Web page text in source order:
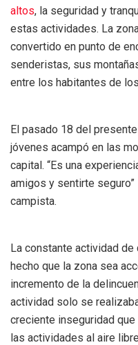
altos, la seguridad y
estas actividades. La
convertido en punto de
senderistas, sus
entre los habitantes de
El pasado 18 del
jóvenes acampó en las
capital. “Es una
amigos y sentirte
campista.
La constante actividad
hecho que la zona sea
incremento de la
actividad solo se
creciente inseguridad
las actividades al aire